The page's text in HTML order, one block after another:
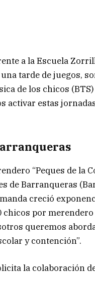
a la Escuela
tarde de juegos,
de los chicos
activar estas
“Peques de la
de Barranqueras
creció
chicos por
queremos
y contención”.
la colaboración